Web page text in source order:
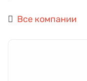
Все компании